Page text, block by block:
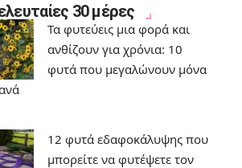
30 μέρες
Τα φυτεύεις μια φορά και
ανθίζουν για χρόνια: 10
φυτά που μεγαλώνουν μόνα
12 φυτά εδαφοκάλυψης που
μπορείτε να φυτέψετε τον